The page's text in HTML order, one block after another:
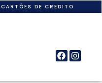
DE CREDITO